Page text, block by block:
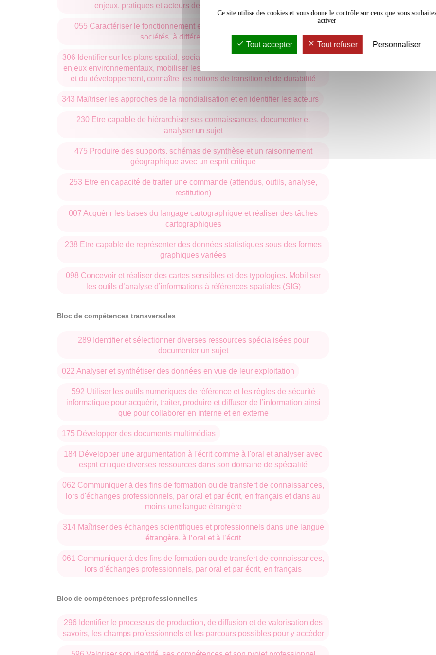
continuent leurs études en licence ou master de géographie.
enjeux, pratiques et acteurs de la géographie du tourisme
055 Caractériser le fonctionnement et les interactions entre milieux et
sociétés, à différentes échelles
306 Identifier sur les plans spatial, social, économique et culturel, les grands
enjeux environnementaux, mobiliser les indicateurs des disparités spatiales
et du développement, connaître les notions de transition et de durabilité
343 Maîtriser les approches de la mondialisation et en identifier les acteurs
230 Etre capable de hiérarchiser ses connaissances, documenter et
analyser un sujet
475 Produire des supports, schémas de synthèse et un raisonnement
géographique avec un esprit critique
253 Etre en capacité de traiter une commande (attendus, outils, analyse,
restitution)
007 Acquérir les bases du langage cartographique et réaliser des tâches
cartographiques
238 Etre capable de représenter des données statistiques sous des formes
graphiques variées
098 Concevoir et réaliser des cartes sensibles et des typologies. Mobiliser
les outils d’analyse d’informations à références spatiales (SIG)
Bloc de compétences transversales
289 Identifier et sélectionner diverses ressources spécialisées pour
documenter un sujet
022 Analyser et synthétiser des données en vue de leur exploitation
592 Utiliser les outils numériques de référence et les règles de sécurité
informatique pour acquérir, traiter, produire et diffuser de l’information ainsi
que pour collaborer en interne et en externe
175 Développer des documents multimédias
184 Développer une argumentation à l'écrit comme à l'oral et analyser avec
esprit critique diverses ressources dans son domaine de spécialité
062 Communiquer à des fins de formation ou de transfert de connaissances,
lors d'échanges professionnels, par oral et par écrit, en français et dans au
moins une langue étrangère
314 Maîtriser des échanges scientifiques et professionnels dans une langue
étrangère, à l’oral et à l’écrit
061 Communiquer à des fins de formation ou de transfert de connaissances,
lors d'échanges professionnels, par oral et par écrit, en français
Bloc de compétences préprofessionnelles
296 Identifier le processus de production, de diffusion et de valorisation des
savoirs, les champs professionnels et les parcours possibles pour y accéder
Ce site utilise des cookies et vous donne le contrôle sur ceux que vous
activer
Tout accepter Tout refuser Personnaliser